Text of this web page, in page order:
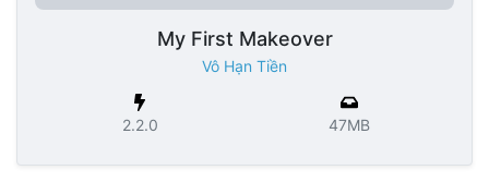
My First Makeover
Vô Hạn Tiền
2.2.0 47MB